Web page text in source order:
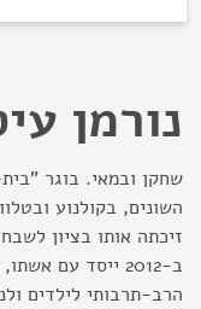
נורמן
שחקן ובמאי. בוגר
השונים, בקולנוע
ב-2012 ייסד עם
הרב-תרבותי לילדים